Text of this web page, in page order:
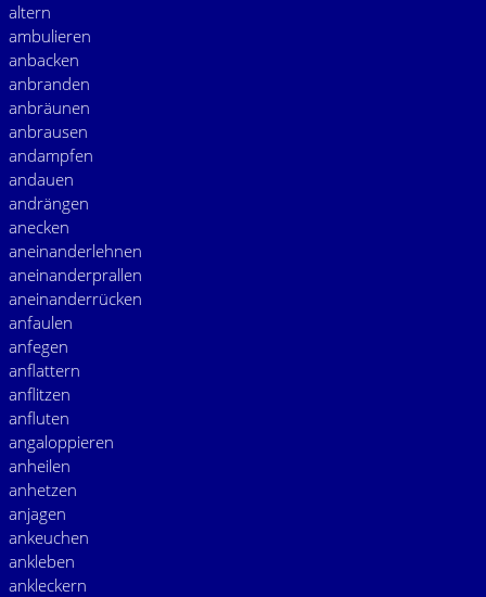
altern
ambulieren
anbacken
anbranden
anbräunen
anbrausen
andampfen
andauen
andrängen
anecken
aneinanderlehnen
aneinanderprallen
aneinanderrücken
anfaulen
anfegen
anflattern
anflitzen
anfluten
angaloppieren
anheilen
anhetzen
anjagen
ankeuchen
ankleben
ankleckern